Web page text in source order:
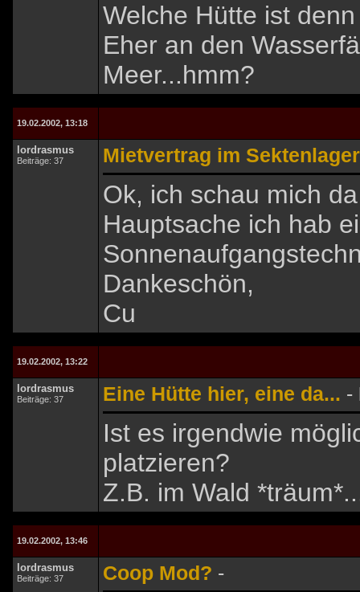
Welche Hütte ist
Eher an den
Meer...hmm?
19.02.2002, 13:18
lordrasmus
Beiträge: 37 Mietvertrag im Sektenlager
Ok, ich schau mich
Hauptsache ich hab
Dankeschön,
Cu
19.02.2002, 13:22
lordrasmus
Beiträge: 37 Eine Hütte hier, eine da... -
Ist es irgendwie
platzieren?
Z.B. im Wald
19.02.2002, 13:46
lordrasmus
Beiträge: 37 Coop Mod? -